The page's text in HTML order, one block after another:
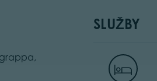
SLUŽBY